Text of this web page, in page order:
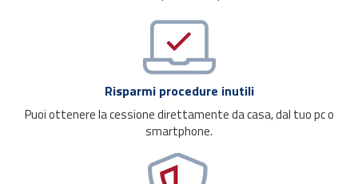
Risparmi procedure inutili
Puoi ottenere la cessione direttamente da casa, dal tuo pc o
smartphone.